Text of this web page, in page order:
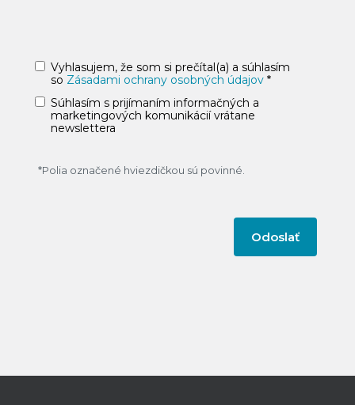
Vyhlasujem, že som si prečítal(a) a súhlasím
so Zásadami ochrany osobných údajov*
Súhlasím s prijímaním informačných a
marketingových komunikácií vrátane
newslettera
*Polia označené hviezdičkou sú povinné.